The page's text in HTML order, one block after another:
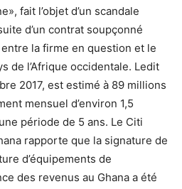
fait l’objet d’un scandale
d’un contrat soupçonné
la firme en question et le
de l’Afrique occidentale. Ledit
2017, est estimé à 89 millions
mensuel d’environ 1,5
période de 5 ans. Le Citi
rapporte que la signature de
d’équipements de
des revenus au Ghana a été